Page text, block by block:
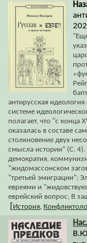
антирусская
системе
полагает, что "с конца
оказалась в составе
столкновение двух
смысла истории" (С. 4).
демократия,
"жидомассонском
"третьей эмиграции";
евреями и
еврейский вопрос; В
История,